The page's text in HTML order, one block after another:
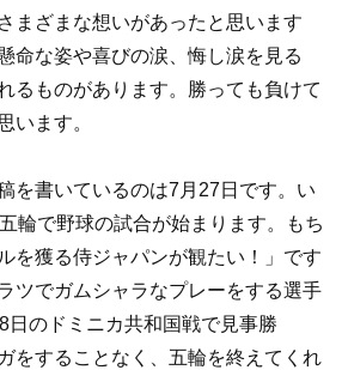
まざまな想いがあったと思います
命な姿や喜びの涙、悔し涙を見る
るものがあります。勝っても負けて
います。
を書いているのは7月27日です。い
輪で野球の試合が始まります。もち
を獲る侍ジャパンが観たい！」です
ツでガムシャラなプレーをする選手
日のドミニカ共和国戦で見事勝
をすることなく、五輪を終えてくれ